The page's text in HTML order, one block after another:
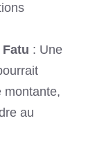
: Une
montante,
au